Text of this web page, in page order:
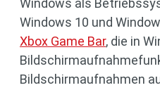
Windows als
Windows 10 und
Xbox Game Bar, die in
Bildschirmaufnahmen